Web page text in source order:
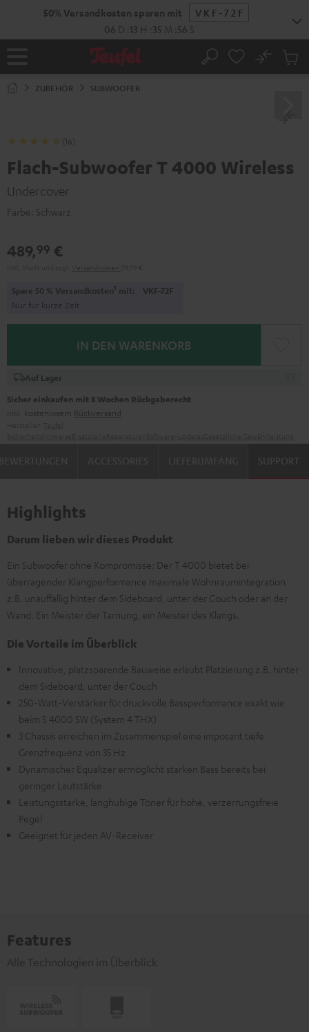
50% Versandkosten sparen mit
VKF-72F
06 D 13 H 35 M 55 S
Startseite Suche
No
ZUBEHÖR SUBWOOFER
(16)
Flach-Subwoofer T 4000 Wireless
Undercover
Farbe: Schwarz
489,99 €
Spare 50 % Versandkosten1 mit: VKF-72F
Nur für kurze Zeit
IN DEN WARENKORB
Auf Lager
Sicher einkaufen mit 8 Wochen Rückgaberecht
inkl. kostenlosem Rückversand
SUPPORT
Highlights
Darum lieben wir dieses Produkt
Ein Subwoofer ohne Kompromisse: Der T 4000 bietet bei
überragender Klangperformance maximale Wohnraumintegration
z.B. unauffällig hinter dem Sideboard, unter der Couch oder an der
Wand. Ein Meister der Tarnung, ein Meister des Klangs.
Die Vorteile im Überblick
Innovative, platzsparende Bauweise erlaubt Platzierung z.B. hinter
dem Sideboard, unter der Couch
250-Watt-Verstärker für druckvolle Bassperformance exakt wie
beim S 4000 SW (System 4 THX)
3 Chassis erreichen im Zusammenspiel eine imposant tiefe
Grenzfrequenz von 35 Hz
Dynamischer Equalizer ermöglicht starken Bass bereits bei
geringer Lautstärke
Leistungsstarke, langhubige Töner für hohe, verzerrungsfreie
Pegel
Geeignet für jeden AV-Receiver
Features
Alle Technologien im Überblick